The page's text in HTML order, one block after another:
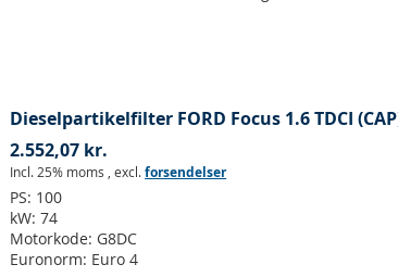
Dieselpartikelfilter FORD Focus 1.6 TDCI
2.552,07 kr.
Incl. 25% moms ,excl.forsendelser
PS: 100
kW:74
Motorkode: G8DC
Euronorm: Euro 4